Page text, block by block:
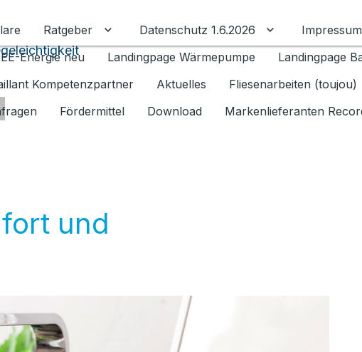
Ratgeber Untermenü für Ratgeber umschalten
Datenschutz 1.6.2026 Untermenü für
Impressum
EE-Energie neu Landingpage Wärmepumpe Landingpage
Kompetenzpartner
Aktuelles Fliesenarbeiten (toujou)
Fördermittel Download Markenlieferanten
und